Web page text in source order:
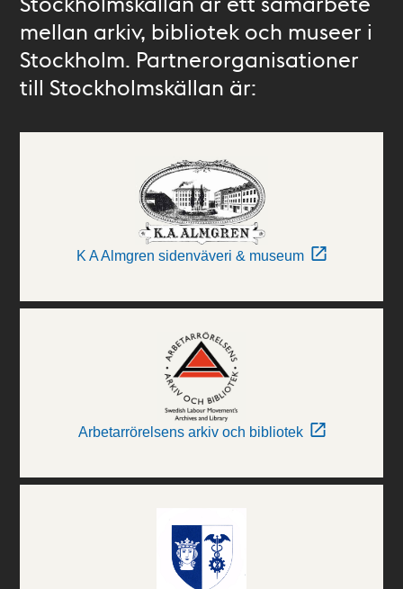
mellan arkiv, bibliotek och museer i
Stockholm. Partnerorganisationer
till Stockholmskällan är:
K A Almgren sidenväveri & museum
Arbetarrörelsens arkiv och bibliotek